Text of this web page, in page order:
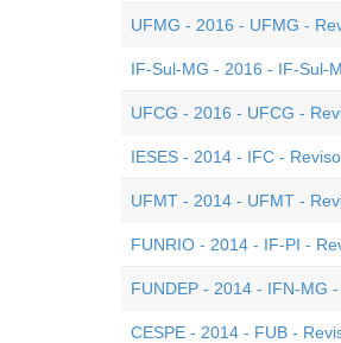
UFMG - 2016 - UFMG -
IF-Sul-MG - 2016 - IF-Sul-
UFCG - 2016 - UFCG -
IESES - 2014 - IFC -
UFMT - 2014 - UFMT -
FUNRIO - 2014 - IF-PI -
FUNDEP - 2014 - IFN-MG
CESPE - 2014 - FUB -